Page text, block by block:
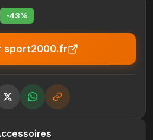
-43%
sport2000.fr